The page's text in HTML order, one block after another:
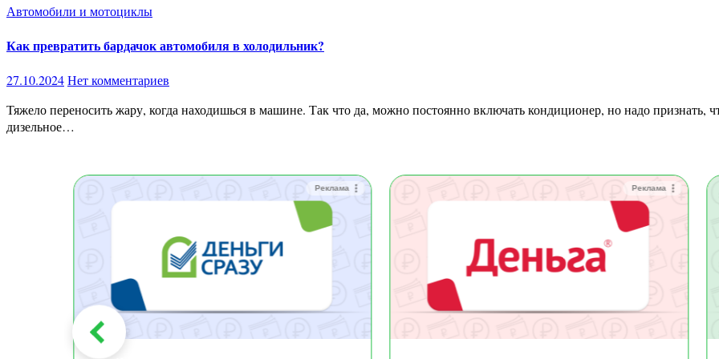
Автомобили и мотоциклы
Как превратить бардачок автомобиля в холодильник?
27.10.2024Нет комментариев
Тяжело переносить жару, когда находишься в машине. Так что да, можно постоянно включать кондиционер, но надо признать, что топлива на это уходит много. А поскольку цены на бензин и
дизельное…
Реклама Реклама